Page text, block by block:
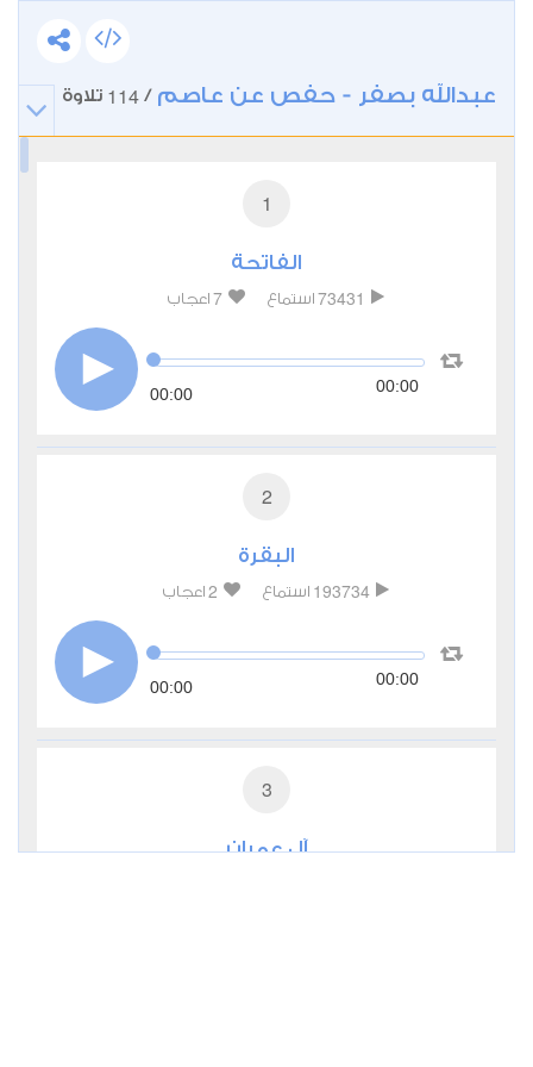
عبدالله بصفر - حفص عن عاصم /
114 تلاوة
1
الفاتحة
73431 استماع 7 اعجاب
00:00 00:00
2
البقرة
193734 استماع 2 اعجاب
00:00 00:00
3
آل عمران